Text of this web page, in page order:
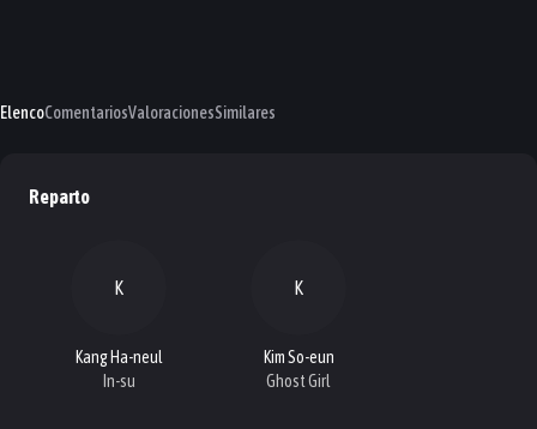
ElencoComentariosValoracionesSimilares
Reparto
K
Kang Ha-neul
In-su
K
Kim So-eun
Ghost Girl